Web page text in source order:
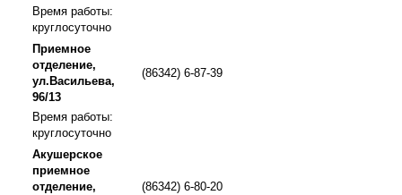
Время работы:
круглосуточно
Приемное
отделение,
ул.Васильева,
96/13
(86342) 6-87-39
Время работы:
круглосуточно
Акушерское
приемное
отделение,
(86342) 6-80-20